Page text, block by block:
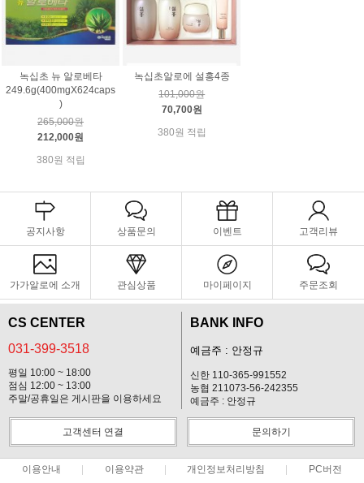
녹십초 뉴 알로베타
249.6g(400mgX624caps
)
265,000원
212,000원
380원 적립
녹십초알로에 설홍4종
101,000원
70,700원
380원 적립
공지사항 상품문의 이벤트 고객리뷰
가가알로에 소개 관심상품 마이페이지 주문조회
CS CENTER
031-399-3518
평일 10:00 ~ 18:00
점심 12:00 ~ 13:00
주말/공휴일은 게시판을 이용하세요
BANK INFO
예금주 : 안정규
신한 110-365-991552
농협 211073-56-242355
예금주 : 안정규
고객센터 연결 문의하기
이용안내 이용약관 개인정보처리방침 PC버전